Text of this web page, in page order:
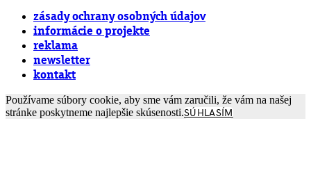
zásady ochrany osobných údajov
informácie o projekte
reklama
newsletter
kontakt
Používame súbory cookie, aby sme vám zaručili, že vám na našej
stránke poskytneme najlepšie skúsenosti.SÚHLASÍM